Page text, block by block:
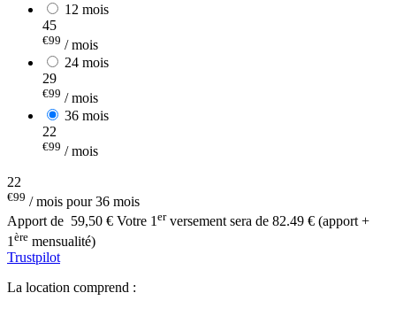
12 mois
45
€99 / mois
24 mois
29
€99 / mois
36 mois
22
€99 / mois
22
€99 / mois pour 36 mois
Apport de 59,50 € Votre 1 erversement sera de 82.49 € (apport +
1 ère mensualité)
Trustpilot
La location comprend :